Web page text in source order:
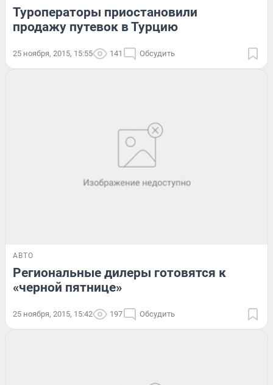
Туроператоры приостановили
продажу путевок в Турцию
25 ноября, 2015, 15:55 141 Обсудить
АВТО
Региональные дилеры готовятся к
«черной пятнице»
25 ноября, 2015, 15:42 197 Обсудить